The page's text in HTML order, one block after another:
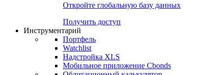
Откройте глобальную базу данных
Получить доступ
Инструментарий
Портфель
Watchlist
Надстройка XLS
Мобильное приложение Cbonds